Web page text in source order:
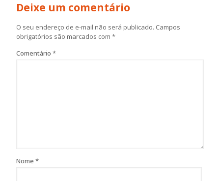
Deixe um comentário
O seu endereço de e-mail não será publicado. Campos
obrigatórios são marcados com *
Comentário *
Nome *